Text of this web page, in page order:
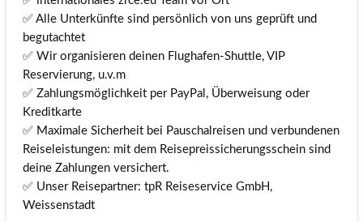
✅ Alle Unterkünfte sind persönlich von uns geprüft und
begutachtet
✅ Wir organisieren deinen Flughafen-Shuttle, VIP
Reservierung, u.v.m
✅ Zahlungsmöglichkeit per PayPal, Überweisung oder
Kreditkarte
✅ Maximale Sicherheit bei Pauschalreisen und verbundenen
Reiseleistungen: mit dem Reisepreissicherungsschein sind
deine Zahlungen versichert.
✅ Unser Reisepartner: tpR Reiseservice GmbH,
Weissenstadt